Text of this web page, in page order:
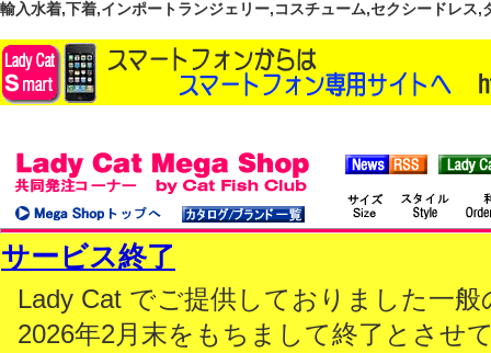
輸入水着,下着,インポートランジェリー,コスチューム,セクシードレス
サービス終了
Lady Cat でご提供しておりました一
2026年2月末をもちまして終了とさせ